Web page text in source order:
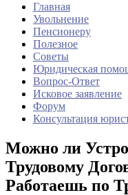
Главная
Увольнение
Пенсионеру
Полезное
Советы
Юридическая
Вопрос-Ответ
Исковое заявление
Форум
Консультация
Можно ли
Трудовому
Работаешь по